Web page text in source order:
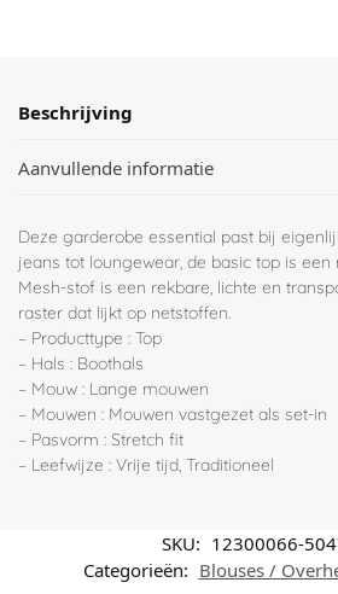
Beschrijving
Aanvullende informatie
Deze garderobe essential past bij
jeans tot loungewear, de basic top is een
Mesh-stof is een rekbare, lichte en
raster dat lijkt op netstoffen.
– Producttype : Top
– Hals : Boothals
– Mouw : Lange mouwen
– Mouwen : Mouwen vastgezet als set-in
– Pasvorm : Stretch fit
– Leefwijze : Vrije tijd, Traditioneel
SKU: 12300066-
Categorieën: Blouses /